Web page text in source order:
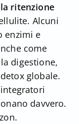
ritenzione
Alcuni
enzimi e
come
digestione,
globale.
davvero.